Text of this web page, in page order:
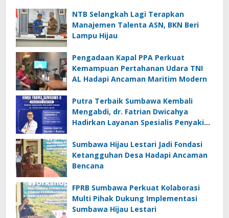
NTB Selangkah Lagi Terapkan
Manajemen Talenta ASN, BKN Beri
Lampu Hijau
Pengadaan Kapal PPA Perkuat
Kemampuan Pertahanan Udara TNI
AL Hadapi Ancaman Maritim Modern
Putra Terbaik Sumbawa Kembali
Mengabdi, dr. Fatrian Dwicahya
Hadirkan Layanan Spesialis Penyakit
Sumbawa Hijau Lestari Jadi Fondasi
Ketangguhan Desa Hadapi Ancaman
Bencana
FPRB Sumbawa Perkuat Kolaborasi
Multi Pihak Dukung Implementasi
Sumbawa Hijau Lestari